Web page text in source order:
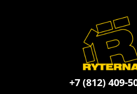
+7 (812) 409-